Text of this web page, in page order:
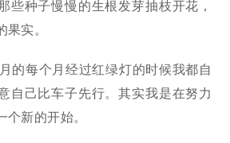
些种子慢慢的生根发芽抽枝开花，
果实。
的每个月经过红绿灯的时候我都自
自己比车子先行。其实我是在努力
个新的开始。